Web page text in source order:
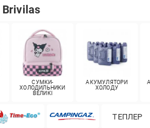
Brivilas
СУМКИ-
ХОЛОДИЛЬНИКИ
ВЕЛИКІ
АКУМУЛЯТОРИ
ХОЛОДУ
ТЕПЛЕР